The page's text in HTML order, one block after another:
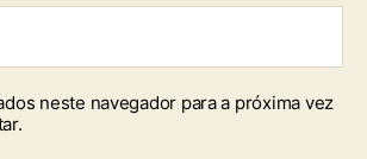
neste navegador para a próxima vez